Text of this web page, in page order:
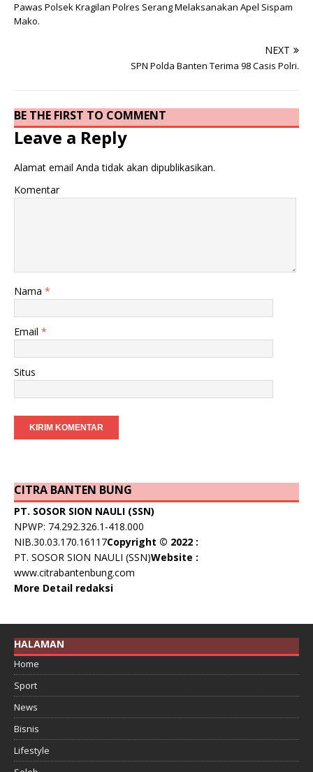
Pawas Polsek Kragilan Polres Serang Melaksanakan Apel Sispam
Mako.
NEXT
SPN Polda Banten Terima 98 Casis Polri.
BE THE FIRST TO COMMENT
Leave a Reply
Alamat email Anda tidak akan dipublikasikan.
Komentar
Nama *
Email *
Situs
CITRA BANTEN BUNG
PT. SOSOR SION NAULI (SSN)
NPWP: 74.292.326.1-418.000
NIB.30.03.170.16117Copyright © 2022 :
PT. SOSOR SION NAULI (SSN)Website :
www.citrabantenbung.com
More Detail redaksi
HALAMAN
Home
Sport
News
Bisnis
Lifestyle